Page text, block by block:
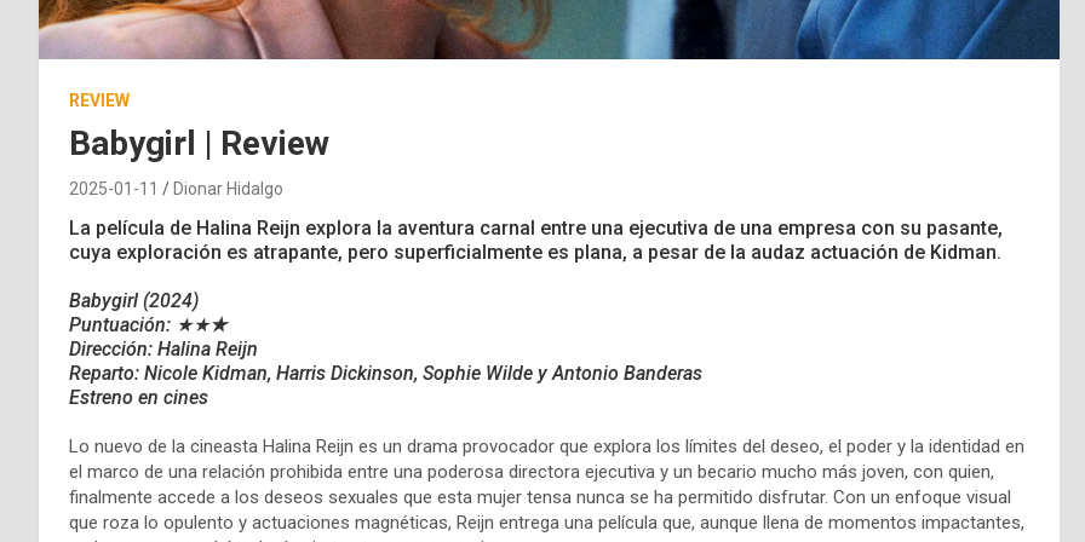
REVIEW
Babygirl | Review
2025-01-11 Dionar Hidalgo
La película de Halina Reijn explora la aventura carnal entre una ejecutiva de una empresa con su pasante,
cuya exploración es atrapante, pero superficialmente es plana, a pesar de la audaz actuación de Kidman.
Babygirl (2024)
Puntuación: ★★★
Dirección: Halina Reijn
Reparto: Nicole Kidman, Harris Dickinson, Sophie Wilde y Antonio Banderas
Estreno en cines
Lo nuevo de la cineasta Halina Reijn es un drama provocador que explora los límites del deseo, el poder y la identidad en
el marco de una relación prohibida entre una poderosa directora ejecutiva y un becario mucho más joven, con quien,
finalmente accede a los deseos sexuales que esta mujer tensa nunca se ha permitido disfrutar. Con un enfoque visual
que roza lo opulento y actuaciones magnéticas, Reijn entrega una película que, aunque llena de momentos impactantes,